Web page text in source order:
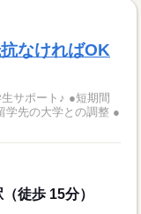
なければOK
ト♪ ●短期間
学先の大学との調整 ●
徒歩 15分）